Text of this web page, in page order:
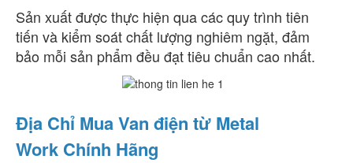
Sản xuất được thực hiện qua các quy trình tiên
tiến và kiểm soát chất lượng nghiêm ngặt, đảm
bảo mỗi sản phẩm đều đạt tiêu chuẩn cao nhất.
Địa Chỉ Mua Van điện từ Metal
Work Chính Hãng